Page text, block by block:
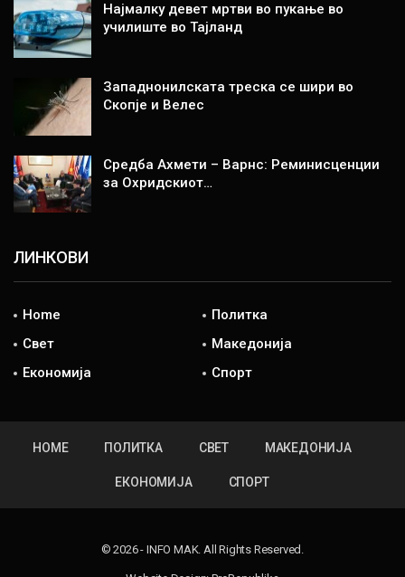
Најмалку девет мртви во пукање во
училиште во Тајланд
Западнонилската треска се шири во
Скопје и Велес
Средба Ахмети – Варнс: Реминисценции
за Охридскиот…
ЛИНКОВИ
Home
Политка
Свет
Македонија
Економија
Спорт
HOME ПОЛИТКА СВЕТ МАКЕДОНИЈА
ЕКОНОМИЈА СПОРТ
© 2026 - INFO MAK. All Rights Reserved.